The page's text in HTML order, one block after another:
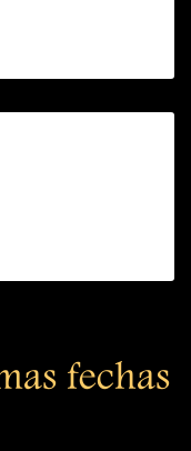
fechas